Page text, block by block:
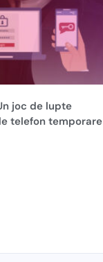
joc de lupte
telefon temporare